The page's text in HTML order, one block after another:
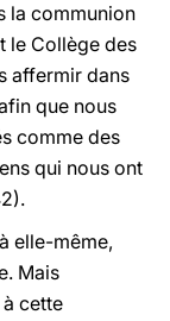
la communion
le Collège des
affermir dans
que nous
comme des
qui nous ont
elle-même,
Mais
cette